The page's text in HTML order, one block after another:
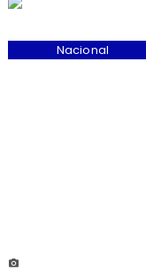
Nacional